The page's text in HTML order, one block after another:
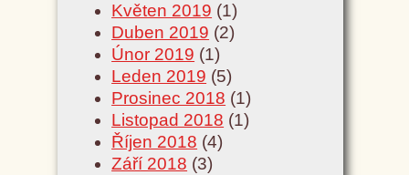
Květen 2019 (1)
Duben 2019 (2)
Únor 2019 (1)
Leden 2019 (5)
Prosinec 2018 (1)
Listopad 2018 (1)
Říjen 2018 (4)
Září 2018 (3)